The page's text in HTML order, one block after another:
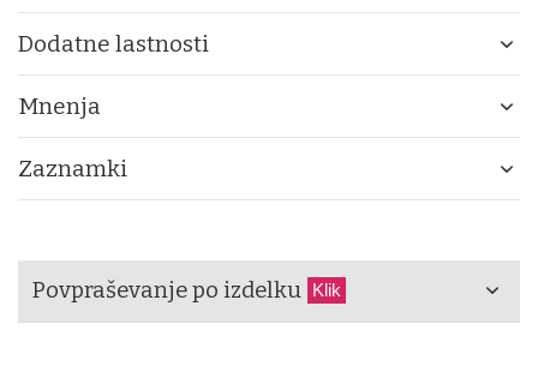
Dodatne lastnosti
Mnenja
Zaznamki
Povpraševanje po izdelku Klik